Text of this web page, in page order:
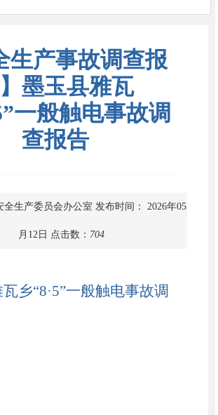
生产事故调查报
墨玉县雅瓦
一般触电事故调
查报告
全生产委员会办公室 发布时间： 2026年05
月12日 点击数： 704
乡“8·5”一般触电事故调